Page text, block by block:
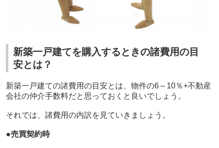
新築一戸建てを購入するときの諸費用の目
安とは？
新築一戸建ての諸費用の目安とは、物件の6～ 10％+不動産
会社の仲介手数料だと思っておくと良いでしょう。
それでは、諸費用の内訳を見ていきましょう。
●売買契約時